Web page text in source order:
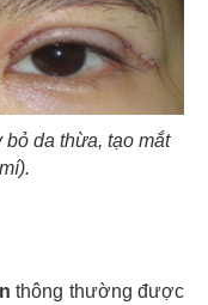
da thừa, tạo mắt
thông thường được